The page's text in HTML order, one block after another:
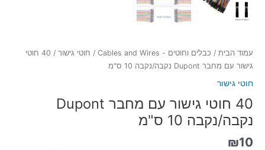
עמוד הבית / כבלים וחוטים - Cables and Wires / חוטי גישור
/ 40 חוטי
גישור עם מחבר Dupont נקבה/נקבה 10 ס"מ
חוטי גישור
40 חוטי גישור עם מחבר Dupont
נקבה/נקבה 10 ס"מ
₪10